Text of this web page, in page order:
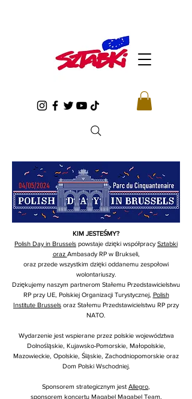
KIM JESTEŚMY?
Polish Day in Brussels powstaje dzięki współpracy Sztabki
oraz Ambasady RP w Brukseli,
oraz przede wszystkim dzięki oddanemu zespołowi
wolontariuszy.
Dziękujemy naszym partnerom Stałemu Przedstawicielstwu
RP przy UE, Polskiej Organizacji Turystycznej, Polish
Institute Brussels oraz Stałemu Przedstawicielstwu RP przy
NATO.
Wydarzenie jest wspierane przez polskie województwa
Dolnośląskie, Kujawsko-Pomorskie, Małopolskie,
Mazowieckie, Opolskie, Śląskie, Zachodniopomorskie oraz
Dom Polski Wschodniej.
Sponsorem strategicznym jest Allegro
sponsorem koncertu Magabel Magabel Team